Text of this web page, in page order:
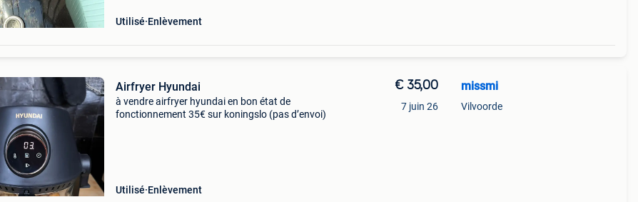
Utilisé Enlèvement
Airfryer Hyundai
à vendre airfryer hyundai en bon état de
fonctionnement 35€ sur koningslo (pas d’envoi)
Utilisé Enlèvement
€ 35,00
7 juin 26
missmi
Vilvoorde